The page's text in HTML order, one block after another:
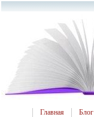
Главная Блог